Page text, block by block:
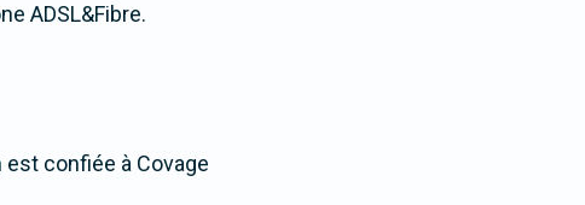
ADSL&Fibre.
est confiée à Covage